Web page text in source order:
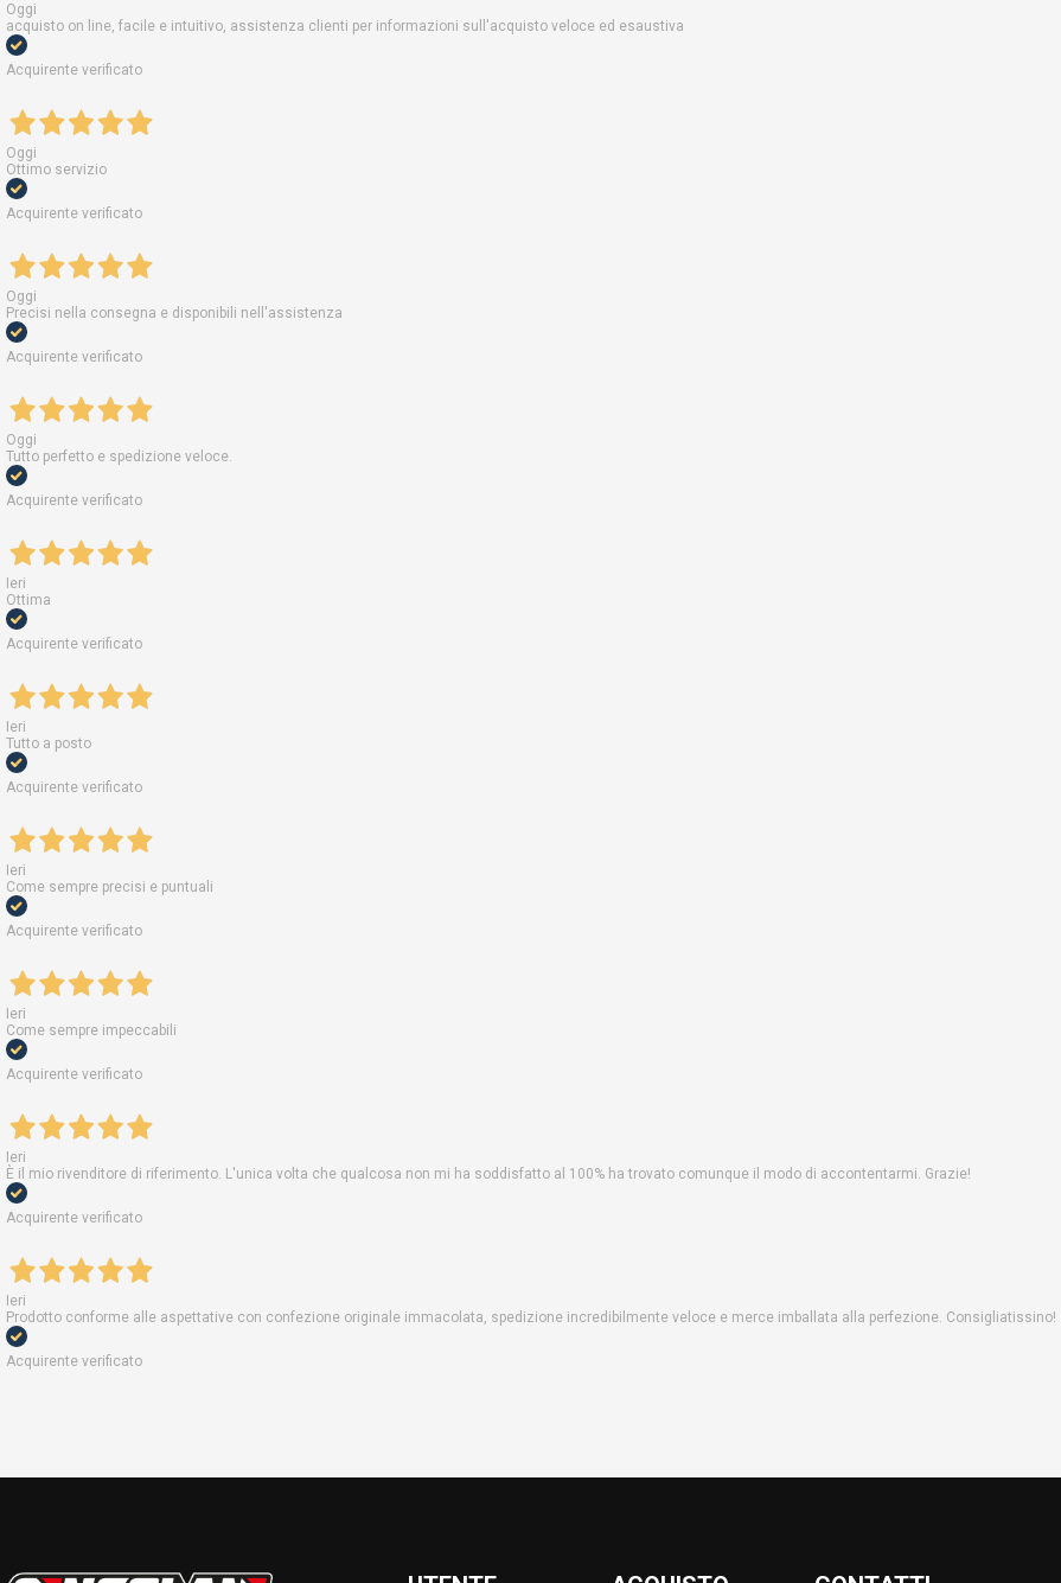
Oggi
acquisto on line, facile e intuitivo, assistenza clienti per informazioni sull'acquisto veloce ed esaustiva
Acquirente verificato
Oggi
Ottimo servizio
Acquirente verificato
Oggi
Precisi nella consegna e disponibili nell'assistenza
Acquirente verificato
Oggi
Tutto perfetto e spedizione veloce.
Acquirente verificato
Ieri
Ottima
Acquirente verificato
Ieri
Tutto a posto
Acquirente verificato
Ieri
Come sempre precisi e puntuali
Acquirente verificato
Ieri
Come sempre impeccabili
Acquirente verificato
Ieri
È il mio rivenditore di riferimento. L'unica volta che qualcosa non mi ha soddisfatto al 100% ha trovato comunque il modo di accontentarmi. Grazie!
Acquirente verificato
Ieri
Prodotto conforme alle aspettative con confezione originale immacolata, spedizione incredibilmente veloce e merce imballata alla perfezione. Consigliatissino!
Acquirente verificato